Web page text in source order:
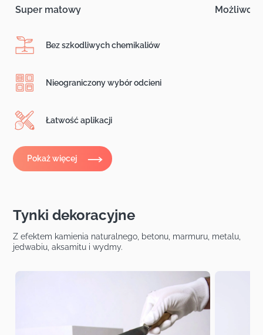
Super matowy
Bez szkodliwych chemikaliów
Nieograniczony wybór odcieni
Łatwość aplikacji
Pokaż więcej
Tynki dekoracyjne
Z efektem kamienia naturalnego, betonu, marmuru, metalu,
jedwabiu, aksamitu i wydmy.